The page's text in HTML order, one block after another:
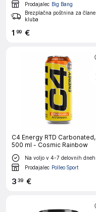
Prodajalec Big Bang
Brezplačna poštnina za člane
kluba
1 99 €
C4 Energy RTD Carbonated,
500 ml - Cosmic Rainbow
Na voljo v 4-7 delovnih dneh
Prodajalec Polleo Sport
3 39 €